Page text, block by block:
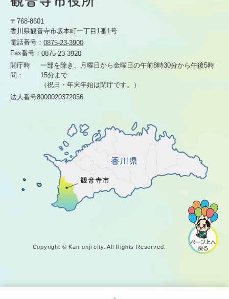
〒768-8601
香川県観音寺市坂本町一丁目1番1号
電話番号： 0875-23-3900
Fax番号： 0875-23-3920
開庁時
間：
一部を除き、月曜日から金曜日の午前8時30分から午後5時
15分まで
（祝日・年末年始は閉庁です。）
法人番号8000020372056
Copyright © Kan-onji city. All Rights Reserved.